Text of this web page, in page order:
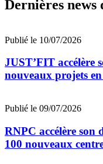
Dernières news
Publié le 10/07/2026
JUST’FIT accélère
nouveaux projets
Publié le 09/07/2026
RNPC accélère son
100 nouveaux